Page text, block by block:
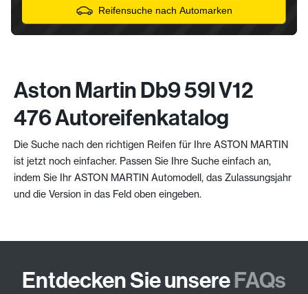
Reifensuche nach Automarken
Aston Martin Db9 59l V12
476 Autoreifenkatalog
Die Suche nach den richtigen Reifen für Ihre ASTON MARTIN
ist jetzt noch einfacher. Passen Sie Ihre Suche einfach an,
indem Sie Ihr ASTON MARTIN Automodell, das Zulassungsjahr
und die Version in das Feld oben eingeben.
Entdecken Sie unsereFAQs